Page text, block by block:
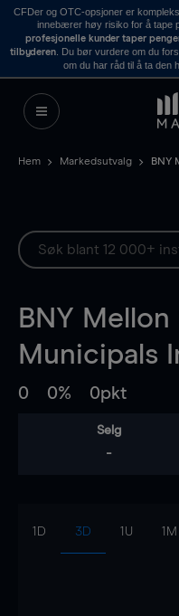
CFDer og OTC-opsjoner er
innebærer høy risiko for å tape
profesjonelle kunder taper
tilbyderen . Du bør vurdere om du
om du har råd til å ta den
Hem Markedsutvalg BNY
BNY
Municipals
0 0% 0pkt
Selg
-
1D 3D 1U 1M